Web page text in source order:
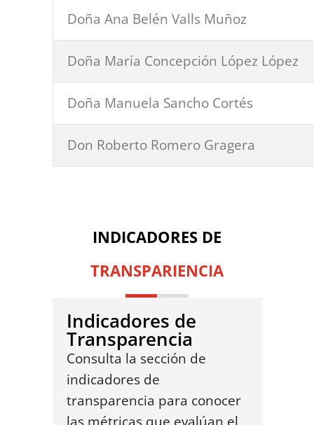
Doña Ana Belén Valls Muñoz
Doña María Concepción López López
Doña Manuela Sancho Cortés
Don Roberto Romero Gragera
INDICADORES DE
TRANSPARIENCIA
Indicadores de
Transparencia
Consulta la sección de
indicadores de
transparencia para conocer